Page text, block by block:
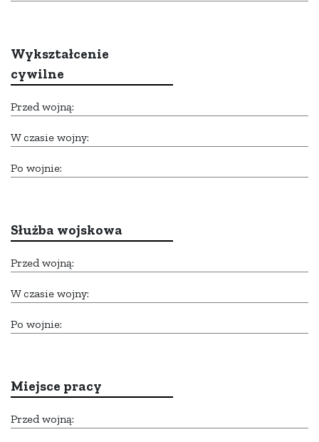
Wykształcenie
cywilne
Przed wojną:
W czasie wojny:
Po wojnie:
Służba wojskowa
Przed wojną:
W czasie wojny:
Po wojnie:
Miejsce pracy
Przed wojną: